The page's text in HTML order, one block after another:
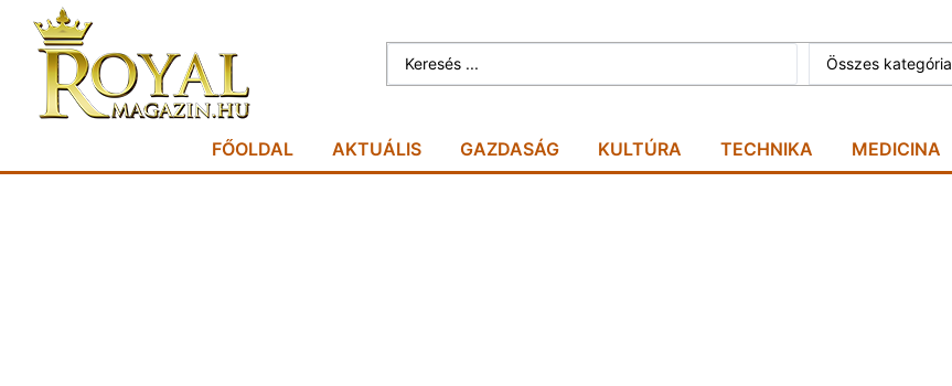
Összes kategória
FŐOLDAL AKTUÁLIS GAZDASÁG KULTÚRA TECHNIKA MEDICINA